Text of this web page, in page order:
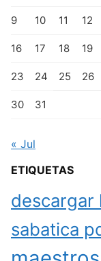
9 10 11 12
16 17 18 19
23 24 25 26
30 31
« Jul
ETIQUETAS
descargar
sabatica